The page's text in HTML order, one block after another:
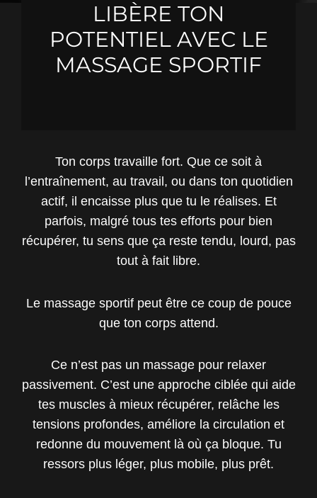
LIBÈRE TON
POTENTIEL AVEC LE
MASSAGE SPORTIF
Ton corps travaille fort. Que ce soit à
l’entraînement, au travail, ou dans ton quotidien
actif, il encaisse plus que tu le réalises. Et
parfois, malgré tous tes efforts pour bien
récupérer, tu sens que ça reste tendu, lourd, pas
tout à fait libre.
Le massage sportif peut être ce coup de pouce
que ton corps attend.
Ce n’est pas un massage pour relaxer
passivement. C’est une approche ciblée qui aide
tes muscles à mieux récupérer, relâche les
tensions profondes, améliore la circulation et
redonne du mouvement là où ça bloque. Tu
ressors plus léger, plus mobile, plus prêt.